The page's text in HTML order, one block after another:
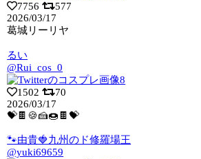
7756
577
2026/03/17
葛城リーリヤ
るい
@Rui_cos_0
1502
70
2026/03/17
💝🍫🍪🍰🍩🍫💝
🐾由貴🍓九州のド修羅場王
@yuki69659